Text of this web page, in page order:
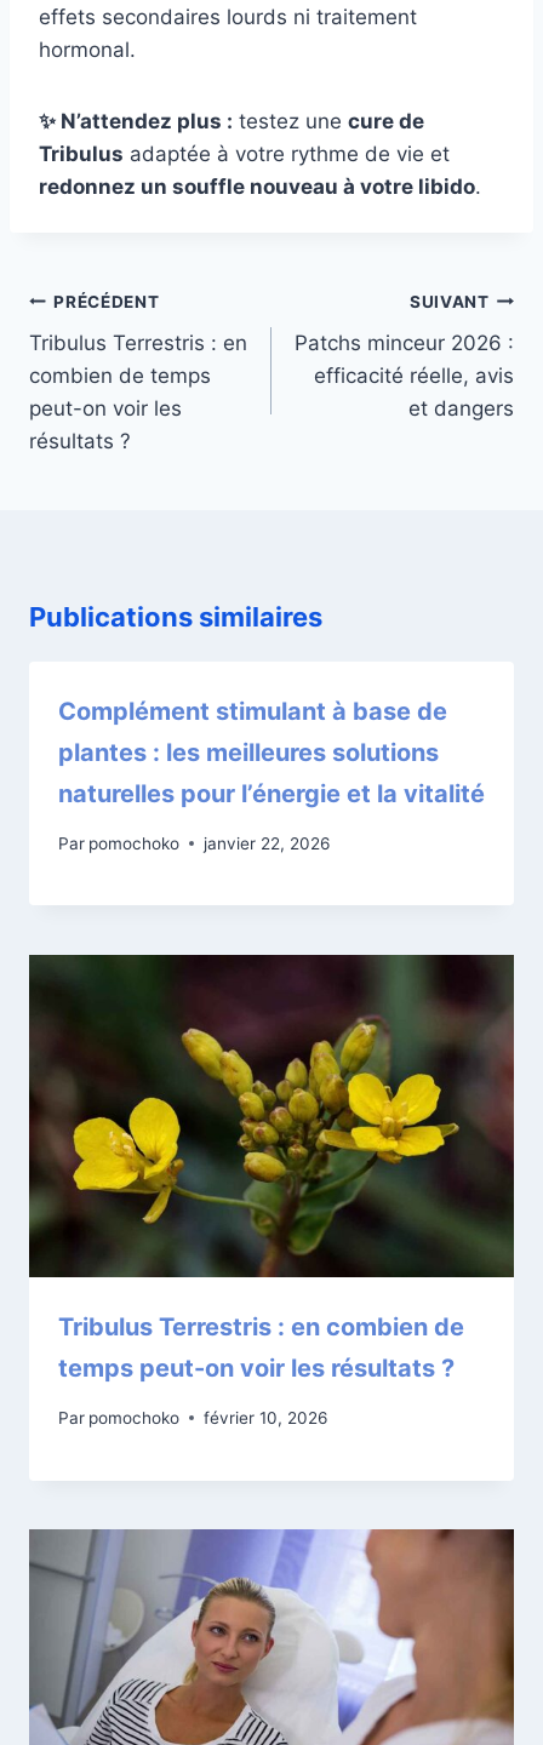
effets secondaires lourds ni traitement
hormonal.
✨ N’attendez plus : testez une cure de
Tribulus adaptée à votre rythme de vie et
redonnez un souffle nouveau à votre libido.
N
a
i
g
a
d
PRÉCÉDENT
Tribulus Terrestris : en
combien de temps
peut-on voir les
résultats ?
SUIVANT
Patchs minceur 2026 :
efficacité réelle, avis
et dangers
Publications similaires
Complément stimulant à base de
plantes : les meilleures solutions
naturelles pour l’énergie et la vitalité
Par pomochoko janvier 22, 2026
Tribulus Terrestris : en combien de
temps peut-on voir les résultats ?
Par pomochoko février 10, 2026